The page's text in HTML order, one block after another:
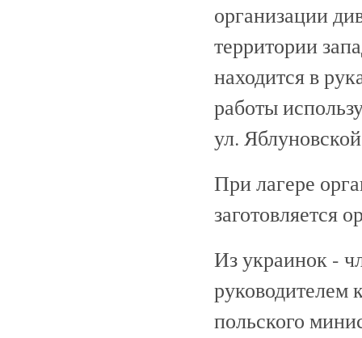
организации
территории
находится в
работы
ул.
При лагере
заготовляется
Из украинок -
руководителем
польского